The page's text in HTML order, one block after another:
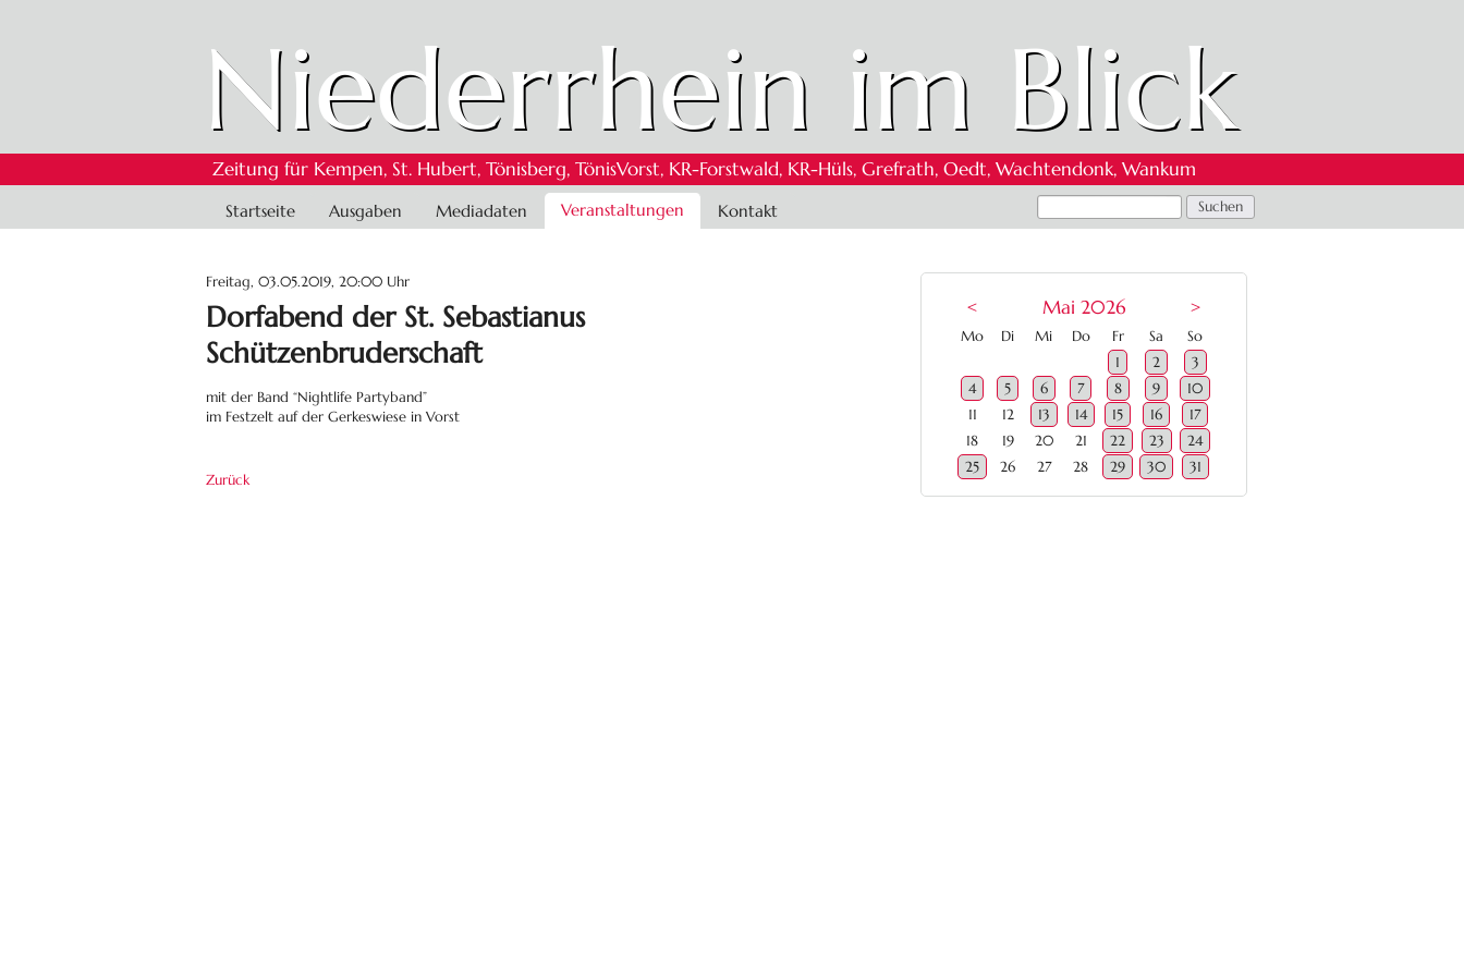
Niederrhein im Blick
Zeitung für Kempen, St. Hubert, Tönisberg, TönisVorst, KR-Forstwald, KR-Hüls, Grefrath, Oedt, Wachtendonk, Wankum
Navigation
überspringen
Startseite Ausgaben Mediadaten Veranstaltungen Kontakt
Freitag, 03.05.2019, 20:00 Uhr
Dorfabend der St. Sebastianus
Schützenbruderschaft
mit der Band “Nightlife Partyband”
im Festzelt auf der Gerkeswiese in Vorst
Zurück
< Mai 2026 >
Montag
Dienstag
Mittwoch
Donnerstag
FreitagSa mstag
Sonntag
1
2
3
4
5 6 7 8 9
10
11
12 13 14 15 16
17
18
19 20 21 22 23
24
25
26 27 28 29 30 31